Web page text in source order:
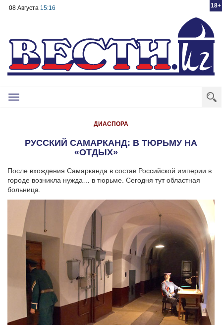
18+
08 Августа 15:16
Toggle
ДИАСПОРА
РУССКИЙ САМАРКАНД: В ТЮРЬМУ НА
«ОТДЫХ»
После вхождения Самарканда в состав Российской империи в
городе возникла нужда… в тюрьме. Сегодня тут областная
больница.